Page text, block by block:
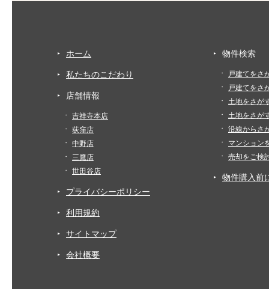
ホーム
私たちのこだわり
店舗情報
吉祥寺本店
荻窪店
中野店
三鷹店
世田谷店
プライバシーポリシー
利用規約
サイトマップ
会社概要
物件検索
戸建てをさ
戸建てをさ
土地をさが
土地をさが
沿線からさ
マンション
売却をご検
物件購入前